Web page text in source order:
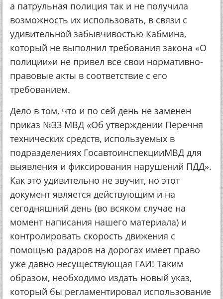
а патрульная полиция так и не получила
возможность их использовать, в связи с
удивительной забывчивостью Кабмина,
который не выполнил требования закона «О
полиции»и не привел все свои нормативно-
правовые акты в соответствие с его
требованием.
Дело в том, что и по сей день не заменен
приказ №33 МВД «Об утверждении Перечня
технических средств, используемых в
подразделениях ГосавтоинспекцииМВД для
выявления и фиксирования нарушений ПДД».
Как это удивительно не звучит, но этот
документ является действующим и на
сегодняшний день (во всяком случае на
момент написания нашего материала) и
контролировать скорость движения с
помощью радаров на дорогах имеет право
уже давно несуществующая ГАИ! Таким
образом, необходимо издать новый указ,
который бы регламентировал использование